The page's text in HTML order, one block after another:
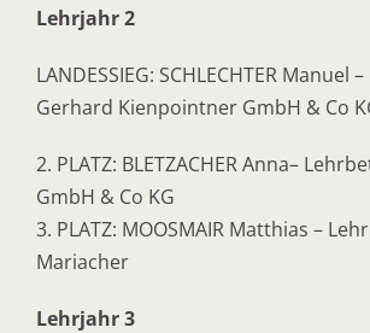
Lehrjahr 2
LANDESSIEG: SCHLECHTER Manuel
Gerhard Kienpointner GmbH & Co
2. PLATZ: BLETZACHER Anna–
GmbH & Co KG
3. PLATZ: MOOSMAIR Matthias –
Mariacher
Lehrjahr 3